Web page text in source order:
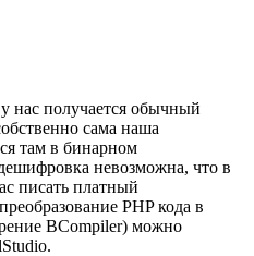
нас получается обычный
сама наша
там в бинарном
невозможна, что в
писать платный
PHP кода в
BCompiler) можно